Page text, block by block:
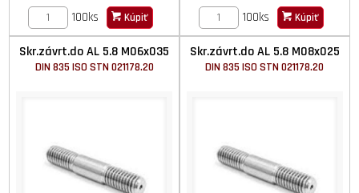
100ks
Kúpiť
100ks
Kúpiť
Skr.závrt.do AL 5.8 M06x035
DIN 835 ISO STN 021178.20
Skr.závrt.do AL 5.8 M08x025
DIN 835 ISO STN 021178.20